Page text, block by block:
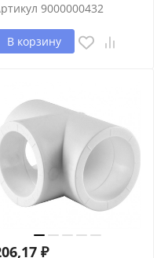
9000000432
В корзину
₽